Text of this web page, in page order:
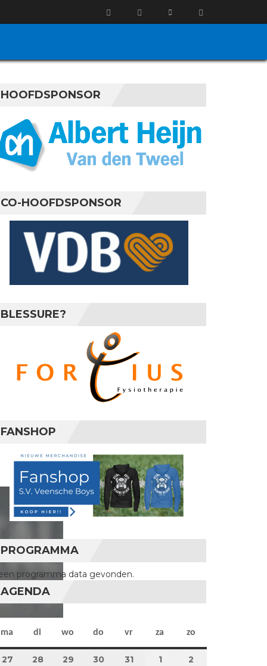
HOOFDSPONSOR
CO-HOOFDSPONSOR
BLESSURE?
FANSHOP
PROGRAMMA
programma data gevonden.
AGENDA
ma maandag
di dinsdag
wo woensdag
do donderdag
vr vrijdag
za zaterdag
zo
27 27 juli 2026
28 28 juli 2026
29 29 juli 2026
3030 juli 2026
31 31 juli 2026
11 augustus 2026
2